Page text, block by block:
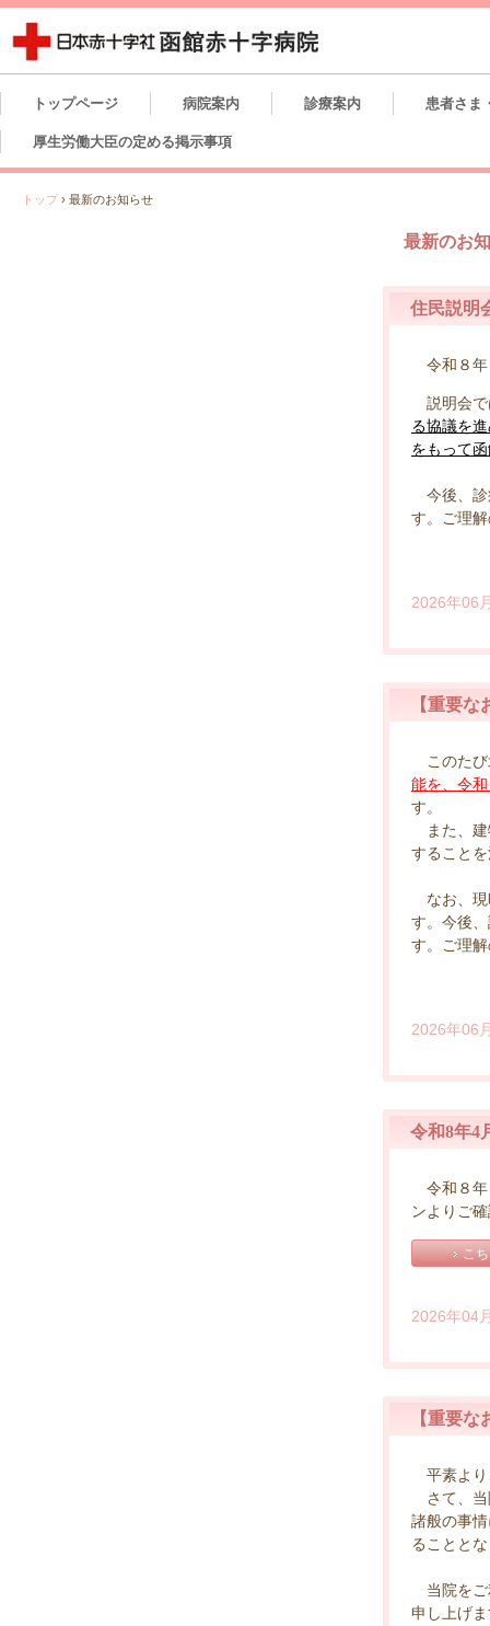
トップページ 病院案内 診療案内 患者さま
厚生労働大臣の定める掲示事項
トップ › 最新のお知らせ
最新のお
住民説明
令和８年
説明会で
る協議を
をもって
今後、診
す。ご理
2026年06
【重要
このたび
能を、令
す。
また、建
すること
なお、現
す。今後
す。ご理
2026年06
令和8年4
令和８年
ンよりご
こ
2026年04
【重要
平素より
さて、当
諸般の事
ることと
当院をご
申し上げ